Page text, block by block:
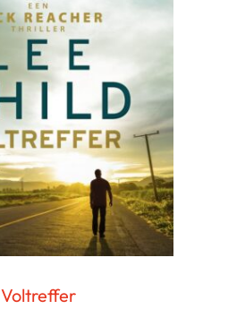
Voltreffer